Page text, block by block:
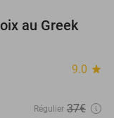
36%
au Greek
9.0 star
Régulier 37€